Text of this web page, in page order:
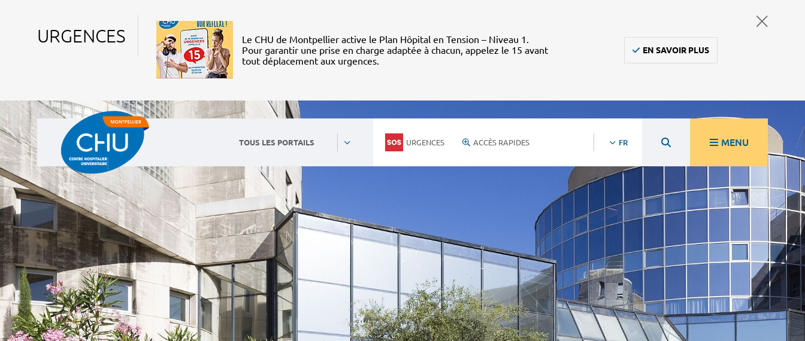
URGENCES
Le CHU de Montpellier active le Plan Hôpital en Tension – Niveau 1.
Pour garantir une prise en charge adaptée à chacun, appelez le 15 avant
tout déplacement aux urgences.
EN SAVOIR PLUS
TOUS LES PORTAILS URGENCES ACCÈS RAPIDES FR MENU